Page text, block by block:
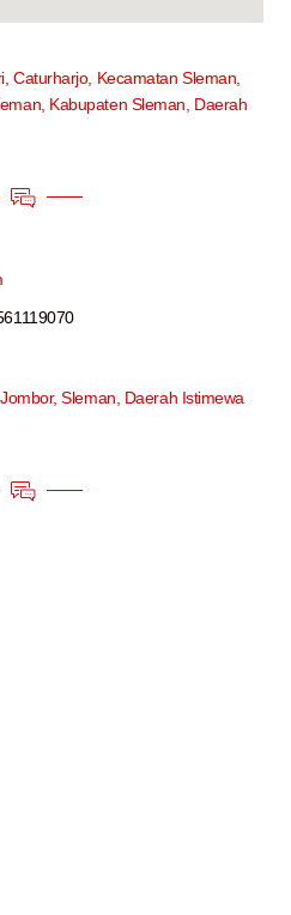
Caturharjo, Kecamatan Sleman,
Kabupaten Sleman, Daerah
Sleman, Daerah Istimewa